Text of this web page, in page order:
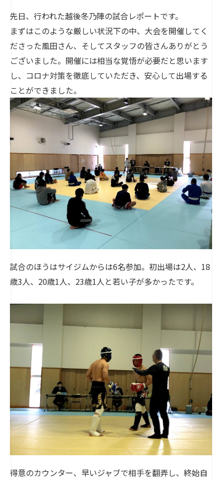
先日、行われた越後冬乃陣の試合レポートです。
まずはこのような厳しい状況下の中、大会を開催してく
ださった風田さん、そしてスタッフの皆さんありがとう
ございました。開催には相当な覚悟が必要だと思います
し、コロナ対策を徹底していただき、安心して出場する
ことができました。
試合のほうはサイジムからは6名参加。初出場は2人、18
歳3人、20歳1人、23歳1人と若い子が多かったです。
得意のカウンター、早いジャブで相手を翻弄し、終始自